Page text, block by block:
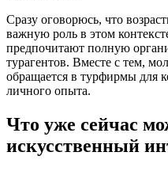
Сразу оговорюсь, что
важную роль в этом
предпочитают полную
турагентов. Вместе с тем,
обращается в турфирмы для
личного опыта.
Что уже сейчас
искусственный